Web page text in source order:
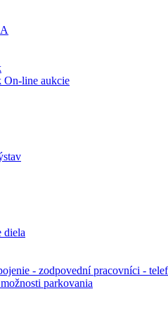
On-line aukcie
diela
- zodpovední pracovníci -
parkovania